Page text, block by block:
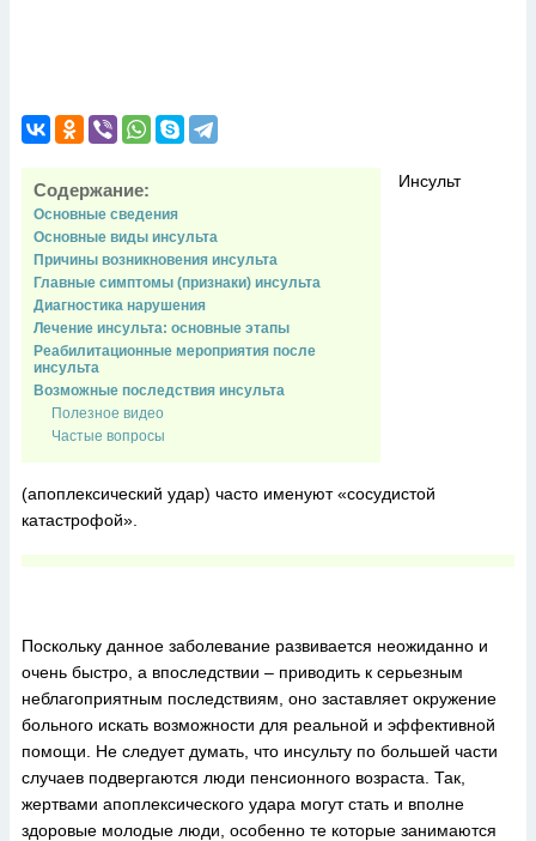
Содержание:
Основные сведения
Основные виды инсульта
Причины возникновения инсульта
Главные симптомы (признаки) инсульта
Диагностика нарушения
Лечение инсульта: основные этапы
Реабилитационные мероприятия после
инсульта
Возможные последствия инсульта
Полезное видео
Частые вопросы
Инсульт
(апоплексический удар) часто именуют «сосудистой
катастрофой».
Поскольку данное заболевание развивается неожиданно и
очень быстро, а впоследствии – приводить к серьезным
неблагоприятным последствиям, оно заставляет окружение
больного искать возможности для реальной и эффективной
помощи. Не следует думать, что инсульту по большей части
случаев подвергаются люди пенсионного возраста. Так,
жертвами апоплексического удара могут стать и вполне
здоровые молодые люди, особенно те которые занимаются